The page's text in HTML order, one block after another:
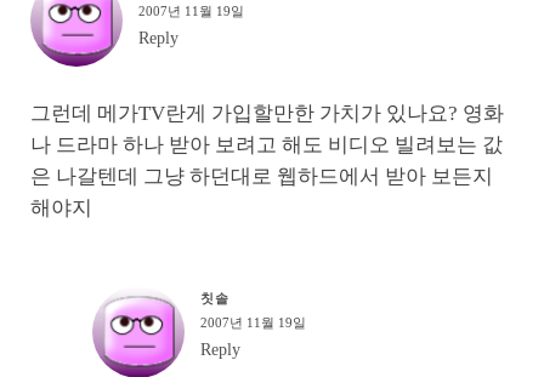
2007년 11월 19일
Reply
그런데 메가TV란게 가입할만한 가치가 있나요? 영화
나 드라마 하나 받아 보려고 해도 비디오 빌려보는 값
은 나갈텐데 그냥 하던대로 웹하드에서 받아 보든지
해야지
칫솔
2007년 11월 19일
Reply